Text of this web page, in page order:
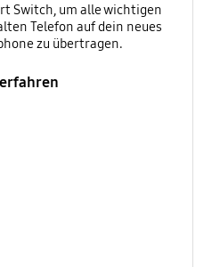
Switch, um alle wichtigen
Telefon auf dein neues
zu übertragen.